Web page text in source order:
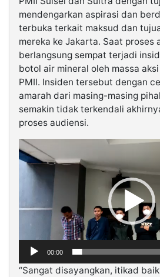
mendengarkan aspirasi dan
terbuka terkait maksud dan
mereka ke Jakarta. Saat proses
berlangsung sempat terjadi
botol air mineral oleh massa
PMII. Insiden tersebut dengan
amarah dari masing-masing
semakin tidak terkendali
proses audiensi.
Pemutar
Video
00:00
“Sangat disayangkan, itikad